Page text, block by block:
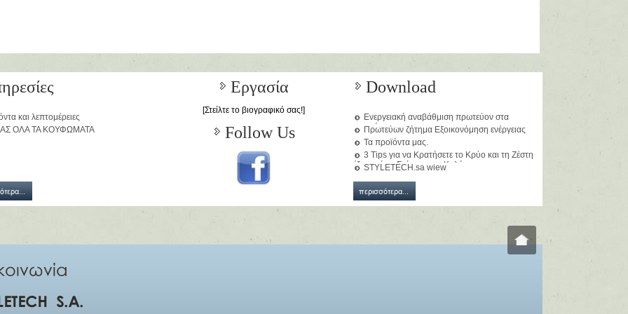
και λεπτομέρειες
ΟΛΑ ΤΑ ΚΟΥΦΩΜΑΤΑ
Εργασία
[Στείλτε το βιογραφικό σας!]
Follow Us
Download
Ενεργειακή αναβάθμιση πρωτεύον στα
κουφώματα
Πρωτεύων ζήτημα Εξοικονόμηση ενέργειας
Τα προϊόντα μας.
3 Tips για να Κρατήσετε το Κρύο και τη Ζέστη
έξω από το Σπίτι μια και Καλή
STYLETECH.sa wiew
STYLETECH.sa wiew Κουφώματα
Κουφώματα, αλουμινίου ή συνθετικά
STYLETECH
Χρώματα κουφωμάτων u-pvc 1